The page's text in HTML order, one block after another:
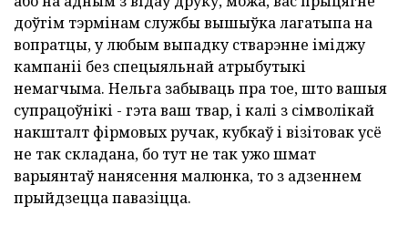
доўгім тэрмінам службы вышыўка лагатыпа на
вопратцы, у любым выпадку стварэнне іміджу
кампаніі без спецыяльнай атрыбутыкі
немагчыма. Нельга забываць пра тое, што вашыя
супрацоўнікі - гэта ваш твар, і калі з сімволікай
накшталт фірмовых ручак, кубкаў і візітовак усё
не так складана, бо тут не так ужо шмат
варыянтаў нанясення малюнка, то з адзеннем
прыйдзецца павазіцца.